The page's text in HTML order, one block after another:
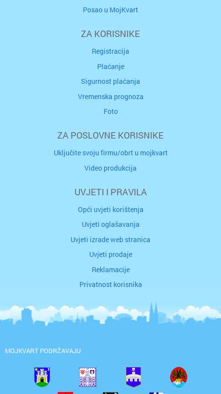
Posao u MojKvart
ZA KORISNIKE
Registracija
Plaćanje
Sigurnost plaćanja
Vremenska prognoza
Foto
ZA POSLOVNE KORISNIKE
Uključite svoju firmu/obrt u mojkvart
Video produkcija
UVJETI I PRAVILA
Opći uvjeti korištenja
Uvjeti oglašavanja
Uvjeti izrade web stranica
Uvjeti prodaje
Reklamacije
Privatnost korisnika
MOJKVART PODRŽAVAJU